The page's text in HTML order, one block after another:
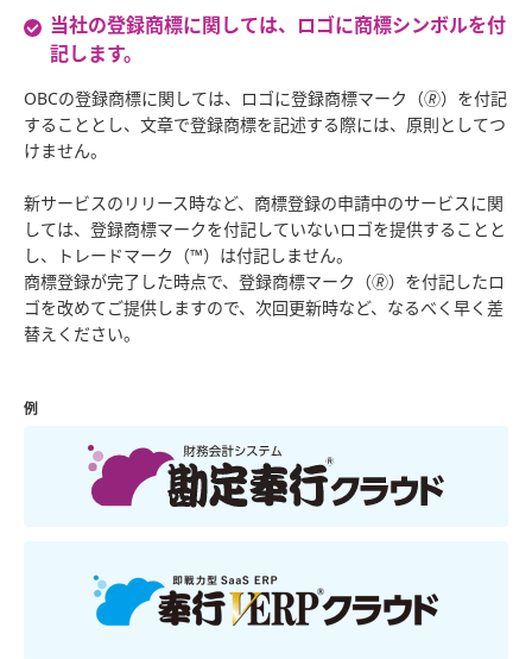
当社の登録商標に関しては、ロゴに商標シンボルを付
記します。
OBCの登録商標に関しては、ロゴに登録商標マーク（🄬）を付記
することとし、文章で登録商標を記述する際には、原則としてつ
けません。
新サービスのリリース時など、商標登録の申請中のサービスに関
しては、登録商標マークを付記していないロゴを提供することと
し、トレードマーク（™）は付記しません。
商標登録が完了した時点で、登録商標マーク（🄬）を付記したロ
ゴを改めてご提供しますので、次回更新時など、なるべく早く差
替えください。
例